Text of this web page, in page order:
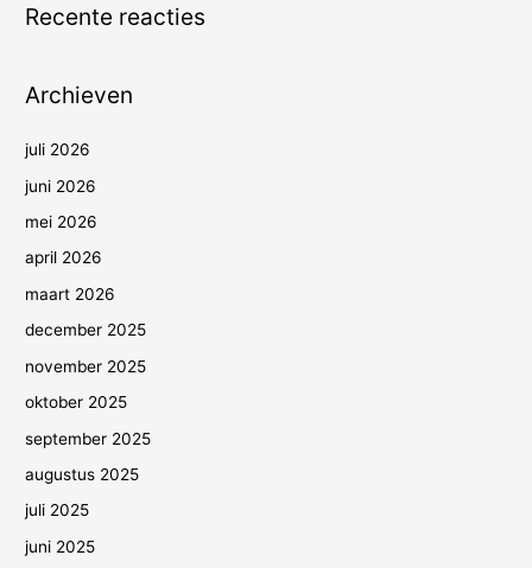
Recente reacties
Archieven
juli 2026
juni 2026
mei 2026
april 2026
maart 2026
december 2025
november 2025
oktober 2025
september 2025
augustus 2025
juli 2025
juni 2025